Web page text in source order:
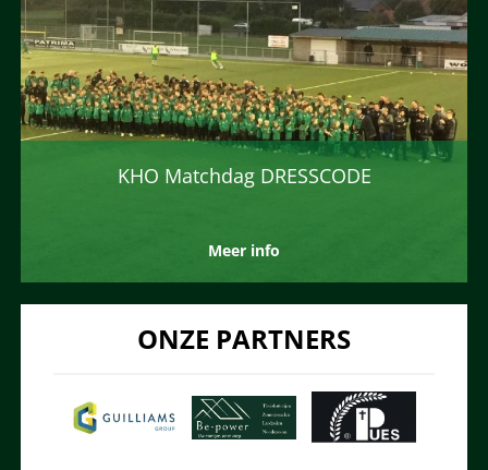
KHO Matchdag DRESSCODE
Meer info
ONZE PARTNERS